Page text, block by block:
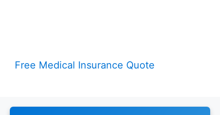
Free Medical Insurance Quote